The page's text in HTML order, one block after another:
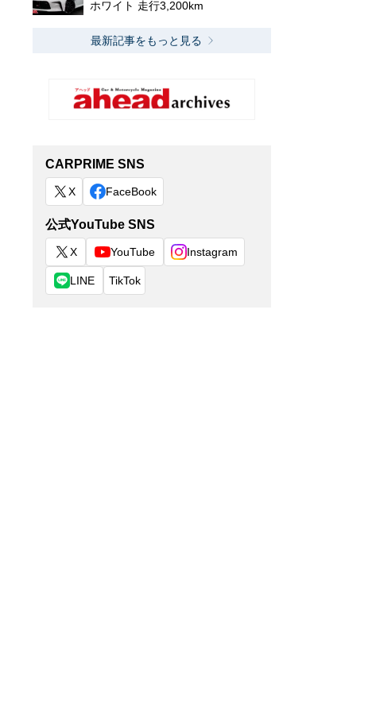
ホワイト 走行3,200km
最新記事をもっと見る
CARPRIME SNS
X FaceBook
公式YouTube SNS
X YouTube Instagram
LINE TikTok